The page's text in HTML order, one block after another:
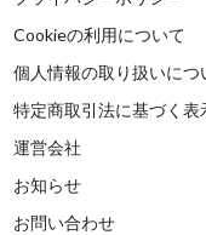
Cookieの利用について
個人情報の取り扱いにつ
特定商取引法に基づく表
運営会社
お知らせ
お問い合わせ